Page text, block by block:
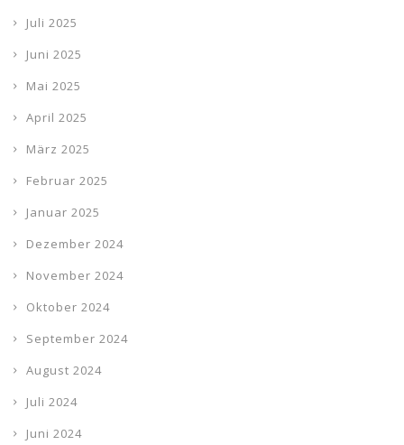
Juli 2025
Juni 2025
Mai 2025
April 2025
März 2025
Februar 2025
Januar 2025
Dezember 2024
November 2024
Oktober 2024
September 2024
August 2024
Juli 2024
Juni 2024